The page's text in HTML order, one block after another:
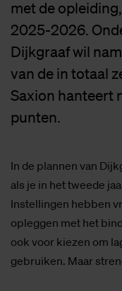
met de
2025-2026.
Dijkgraaf wil
van de in totaal
Saxion hanteert
punten.
In de plannen van
als je in het tweede
Instellingen hebben
opleggen met het
ook voor kiezen om
gebruiken. Maar